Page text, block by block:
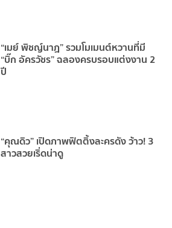
“เมย์ พิชญ์นาฏ” รวมโมเมนต์หวานที่มี
“บิ๊ก อัครวัชร” ฉลองครบรอบแต่งงาน 2
ปี
“คุณดิว” เปิดภาพฟิตติ้งละครดัง ว้าว! 3
สาวสวยเริ่ดน่าดู